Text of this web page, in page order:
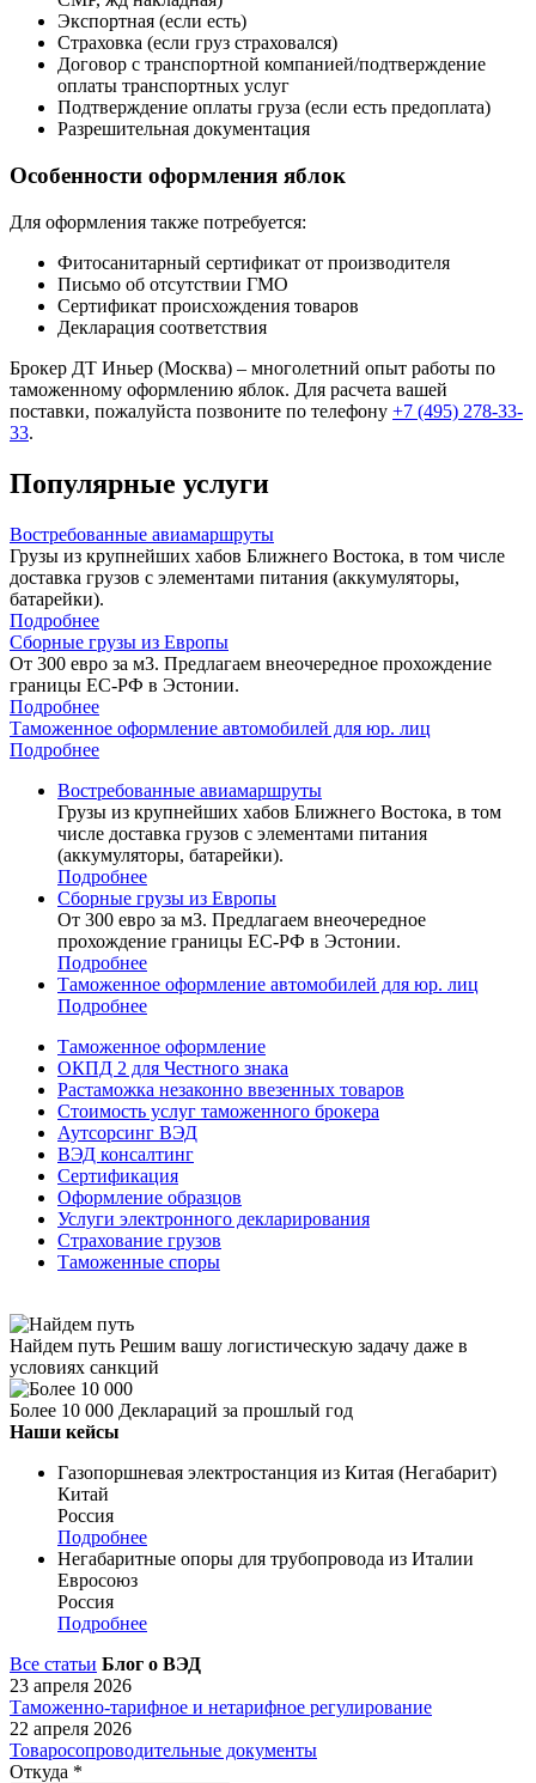
Экспортная (если есть)
Страховка (если груз страховался)
Договор с транспортной компанией/подтверждение
оплаты транспортных услуг
Подтверждение оплаты груза (если есть предоплата)
Разрешительная документация
Особенности оформления яблок
Для оформления также потребуется:
Фитосанитарный сертификат от производителя
Письмо об отсутствии ГМО
Сертификат происхождения товаров
Декларация соответствия
Брокер ДТ Иньер (Москва) – многолетний опыт работы по
таможенному оформлению яблок. Для расчета вашей
поставки, пожалуйста позвоните по телефону +7 (495) 278-33-
33.
Популярные услуги
Востребованные авиамаршруты
Грузы из крупнейших хабов Ближнего Востока, в том числе
доставка грузов с элементами питания (аккумуляторы,
батарейки).
Подробнее
Сборные грузы из Европы
От 300 евро за м3. Предлагаем внеочередное прохождение
границы ЕС-РФ в Эстонии.
Подробнее
Таможенное оформление автомобилей для юр. лиц
Подробнее
Востребованные авиамаршруты
Грузы из крупнейших хабов Ближнего Востока, в том
числе доставка грузов с элементами питания
(аккумуляторы, батарейки).
Подробнее
Сборные грузы из Европы
От 300 евро за м3. Предлагаем внеочередное
прохождение границы ЕС-РФ в Эстонии.
Подробнее
Таможенное оформление автомобилей для юр. лиц
Подробнее
Таможенное оформление
ОКПД 2 для Честного знака
Растаможка незаконно ввезенных товаров
Стоимость услуг таможенного брокера
Аутсорсинг ВЭД
ВЭД консалтинг
Сертификация
Оформление образцов
Услуги электронного декларирования
Страхование грузов
Таможенные споры
Найдем путь Решим вашу логистическую задачу даже в
условиях санкций
Более 10 000 Деклараций за прошлый год
Наши кейсы
Газопоршневая электростанция из Китая (Негабарит)
Китай
Россия
Подробнее
Негабаритные опоры для трубопровода из Италии
Евросоюз
Россия
Подробнее
Все статьи Блог о ВЭД
23 апреля 2026
Таможенно-тарифное и нетарифное регулирование
22 апреля 2026
Товаросопроводительные документы
Откуда *